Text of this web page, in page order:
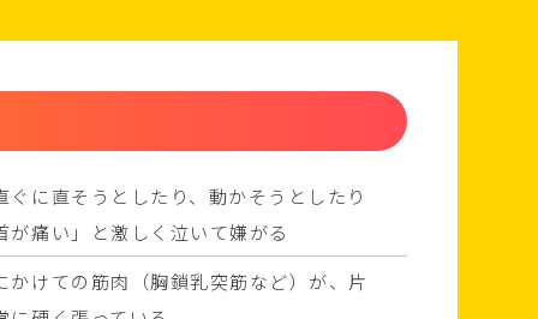
ぐに直そうとしたり、動かそうとしたり
が痛い」と激しく泣いて嫌がる
かけての筋肉（胸鎖乳突筋など）が、片